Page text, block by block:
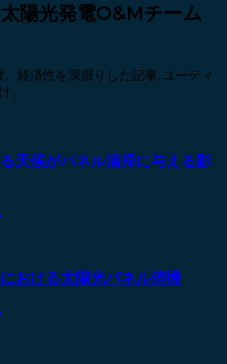
陽光発電O&Mチーム
経済性を深掘りした記事, ユーティ
。
天候がパネル清掃に与える影
おける太陽光パネル清掃